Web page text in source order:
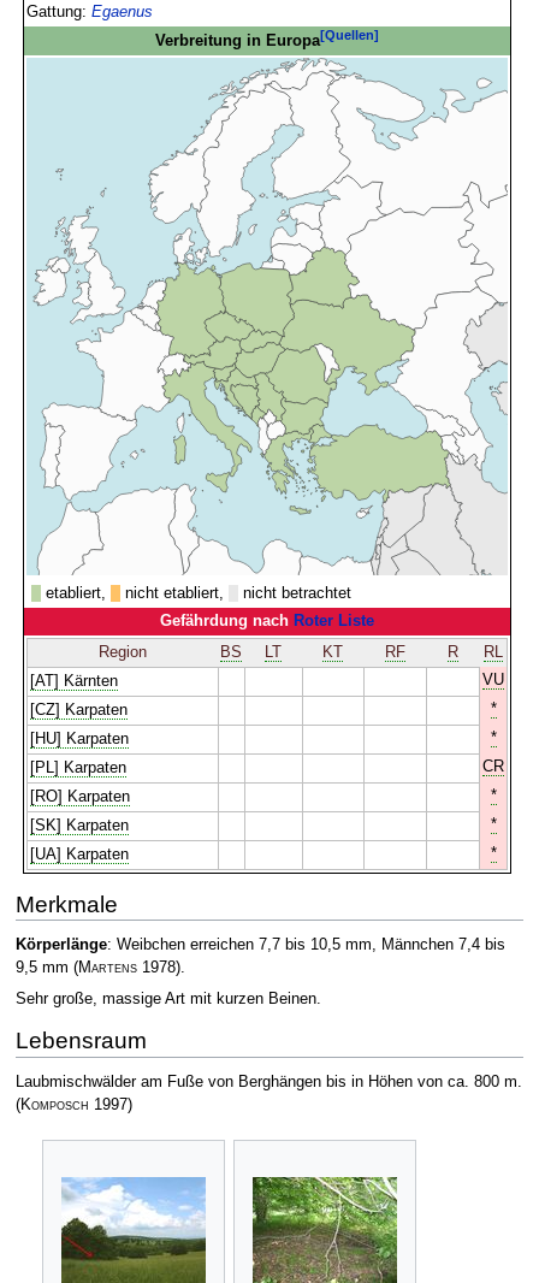
Gattung:Egaenus
Verbreitung in Europa[Quellen]
etabliert, nicht etabliert,
nicht betrachtet
Gefährdung nach Roter Liste
Region
BS LT KT RF R
RL
[AT] Kärnten
VU
[CZ] Karpaten
*
[HU] Karpaten
*
[PL] Karpaten
CR
[RO] Karpaten
*
[SK] Karpaten
*
[UA] Karpaten
*
Merkmale
Körperlänge: Weibchen erreichen 7,7 bis 10,5 mm, Männchen 7,4 bis
9,5 mm (Martens1978).
Sehr große, massige Art mit kurzen Beinen.
Lebensraum
Laubmischwälder am Fuße von Berghängen bis in Höhen von ca. 800 m.
(Komposch 1997)